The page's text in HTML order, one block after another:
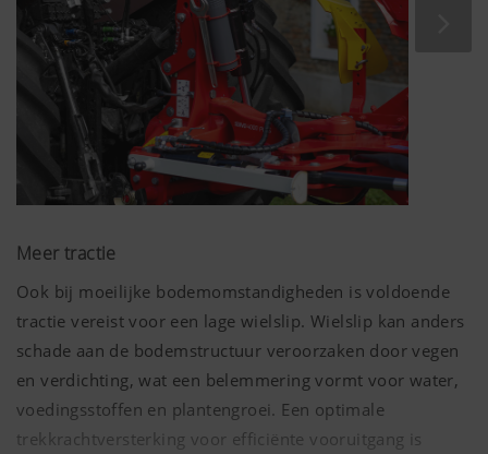
Meer tractie
Ook bij moeilijke bodemomstandigheden is voldoende
tractie vereist voor een lage wielslip. Wielslip kan anders
schade aan de bodemstructuur veroorzaken door vegen
en verdichting, wat een belemmering vormt voor water,
voedingsstoffen en plantengroei. Een optimale
trekkrachtversterking voor efficiënte vooruitgang is